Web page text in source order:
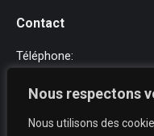
Nous respectons
Nous utilisons des
Contact
Téléphone:
dataprint@dataprint.fr